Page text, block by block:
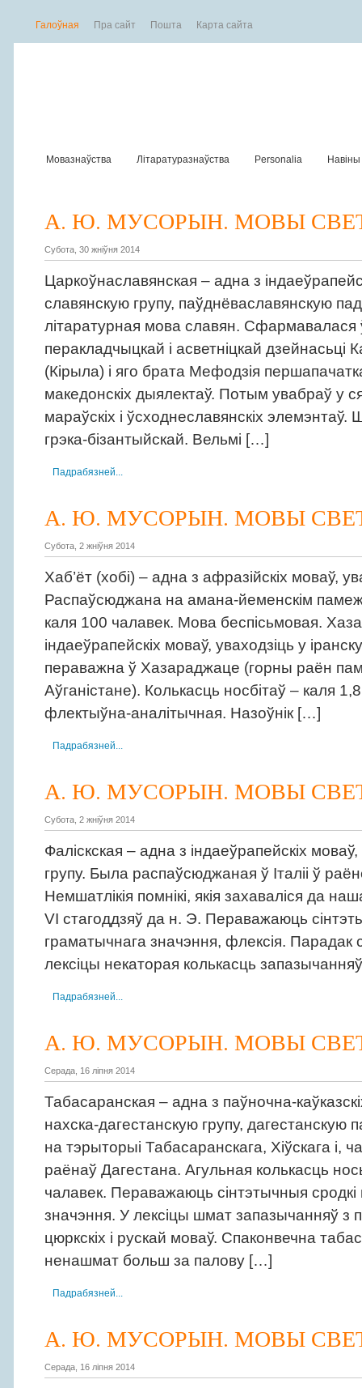
Галоўная Пра сайт Пошта Карта сайта
Мовазнаўства Літаратуразнаўства Personalia Навiны
А. Ю. МУСОРЫН. МОВЫ
Субота, 30 жніўня 2014
Царкоўнаславянская – адна з
славянскую групу, паўднёваславянскую
літаратурная мова славян. Сфармавалася ў
перакладчыцкай і асветніцкай дзейнасьці
(Кірыла) і яго брата Мефодзія
македонскіх дыялектаў. Потым увабраў у
мараўскіх і ўсходнеславянскіх элемэнтаў.
грэка-бізантыйскай. Вельмі […]
Падрабязней...
А. Ю. МУСОРЫН. МОВЫ
Субота, 2 жніўня 2014
Хаб’ёт (хобі) – адна з афразійскіх моваў,
Распаўсюджана на амана-йеменскім
каля 100 чалавек. Мова беспісьмовая.
індаеўрапейскіх моваў, уваходзіць у
пераважна ў Хазараджаце (горны раён
Аўганістане). Колькасць носбітаў – каля
флектыўна-аналітычная. Назоўнік […]
Падрабязней...
А. Ю. МУСОРЫН. МОВЫ
Субота, 2 жніўня 2014
Фаліскская – адна з індаеўрапейскіх моваў,
групу. Была распаўсюджаная ў Італіі ў
Немшатлікія помнікі, якія захаваліся да
VI стагоддзяў да н. Э. Пераважаюць
граматычнага значэння, флексія. Парадак
лексіцы некаторая колькасць
Падрабязней...
А. Ю. МУСОРЫН. МОВЫ
Серада, 16 ліпня 2014
Табасаранская – адна з паўночна-
нахска-дагестанскую групу, дагестанскую
на тэрыторыі Табасаранскага, Хіўскага і,
раёнаў Дагестана. Агульная колькасць
чалавек. Пераважаюць сінтэтычныя
значэння. У лексіцы шмат запазычанняў з
цюркскіх і рускай моваў. Спаконвечна
ненашмат больш за палову […]
Падрабязней...
А. Ю. МУСОРЫН. МОВЫ
Серада, 16 ліпня 2014